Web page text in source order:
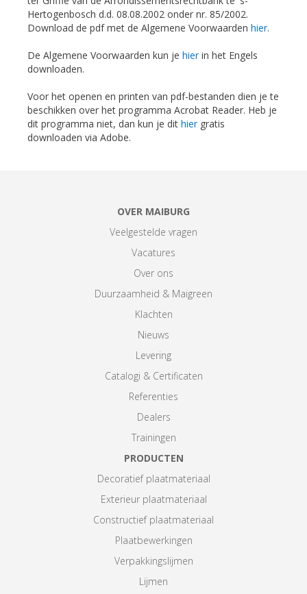
Hertogenbosch d.d. 08.08.2002 onder nr. 85/2002.
Download de pdf met de Algemene Voorwaarden hier.
De Algemene Voorwaarden kun je hierin het Engels
downloaden.
Voor het openen en printen van pdf-bestanden dien je te
beschikken over het programma Acrobat Reader. Heb je
dit programma niet, dan kun je dit hiergratis
downloaden via Adobe.
OVER MAIBURG
Veelgestelde vragen
Vacatures
Over ons
Duurzaamheid & Maigreen
Klachten
Nieuws
Levering
Catalogi & Certificaten
Referenties
Dealers
Trainingen
PRODUCTEN
Decoratief plaatmateriaal
Exterieur plaatmateriaal
Constructief plaatmateriaal
Plaatbewerkingen
Verpakkingslijmen
Lijmen